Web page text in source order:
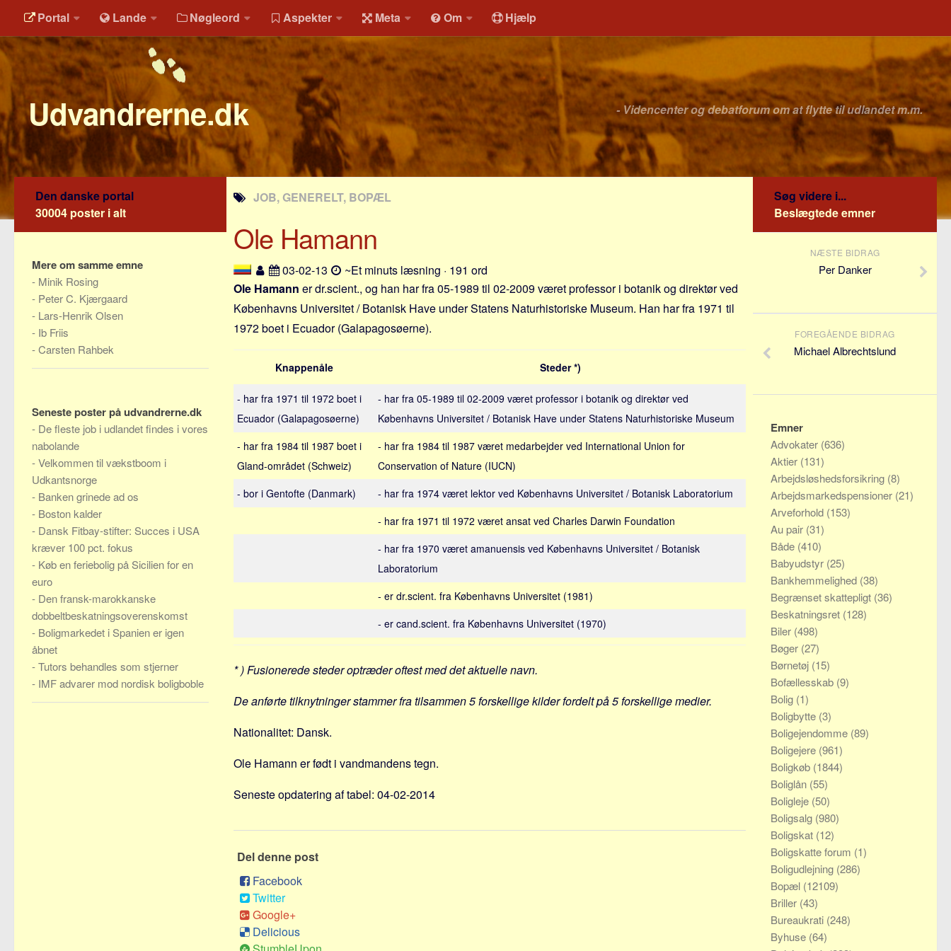
Portal Lande Nøgleord Aspekter Meta Om Hjælp
Udvandrerne.dk - Videncenter og debatforum om at flytte til udlandet m.m.
JOB, GENERELT, BOPÆL
Ole Hamann
03-02-13
~Et minuts læsning · 191 ord
Ole Hamann er dr.scient., og han har fra 05-1989 til 02-2009 været professor i botanik og direktør ved
Københavns Universitet / Botanisk Have under Statens Naturhistoriske Museum. Han har fra 1971 til
1972 boet i Ecuador (Galapagosøerne).
Knappenåle Steder *)
- har fra 1971 til 1972 boet i
Ecuador (Galapagosøerne)
- har fra 05-1989 til 02-2009 været professor i botanik og direktør ved
Københavns Universitet / Botanisk Have under Statens Naturhistoriske Museum
- har fra 1984 til 1987 boet i
Gland-området (Schweiz)
- har fra 1984 til 1987 været medarbejder ved International Union for
Conservation of Nature (IUCN)
- bor i Gentofte (Danmark)
- har fra 1974 været lektor ved Københavns Universitet / Botanisk Laboratorium
- har fra 1971 til 1972 været ansat ved Charles Darwin Foundation
- har fra 1970 været amanuensis ved Københavns Universitet / Botanisk
Laboratorium
- er dr.scient. fra Københavns Universitet (1981)
- er cand.scient. fra Københavns Universitet (1970)
* ) Fusionerede steder optræder oftest med det aktuelle navn.
De anførte tilknytninger stammer fra tilsammen 5 forskellige kilder fordelt på 5 forskellige medier.
Nationalitet: Dansk.
Ole Hamann er født i vandmandens tegn.
Seneste opdatering af tabel: 04-02-2014
Del denne post
Facebook
Twitter
Google+
Delicious
Den danske portal
30004 poster i alt
Mere om samme emne
- Minik Rosing
- Peter C. Kjærgaard
- Lars-Henrik Olsen
- Ib Friis
-Carsten Rahbek
Seneste poster på udvandrerne.dk
- De fleste job i udlandet findes i vores
nabolande
-Velkommen til vækstboom i
Udkantsnorge
- Banken grinede ad os
- Boston kalder
- Dansk Fitbay-stifter: Succes i USA
kræver 100 pct. fokus
- Køb en feriebolig på Sicilien for en
euro
- Den fransk-marokkanske
dobbeltbeskatningsoverenskomst
- Boligmarkedet i Spanien er igen
åbnet
-Tutors behandles som stjerner
- IMF advarer mod nordisk boligboble
Søg videre i...
Beslægtede emner
NÆSTE BIDRAG
Per Danker
FOREGÅENDE BIDRAG
Michael Albrechtslund
Emner
Advokater (636)
Aktier (131)
Arbejdsløshedsforsikring (8)
Arbejdsmarkedspensioner (21)
Arveforhold (153)
Au pair (31)
Både (410)
Babyudstyr (25)
Bankhemmelighed (38)
Begrænset skattepligt (36)
Beskatningsret (128)
Biler (498)
Bøger (27)
Børnetøj (15)
Bofællesskab (9)
Bolig (1)
Boligbytte (3)
Boligejendomme (89)
Boligejere (961)
Boligkøb (1844)
Boliglån (55)
Boligleje (50)
Boligsalg (980)
Boligskat (12)
Boligskatte forum (1)
Boligudlejning (286)
Bopæl (12109)
Briller (43)
Bureaukrati (248)
Byhuse (64)